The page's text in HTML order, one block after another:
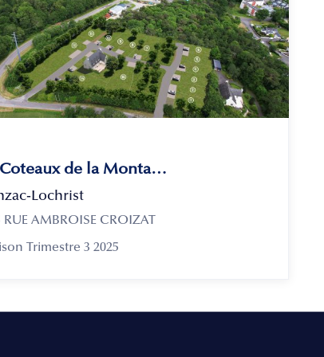
Les Coteaux de la Montagne
Lochrist
RUE AMBROISE CROIZAT
Trimestre 3 2025